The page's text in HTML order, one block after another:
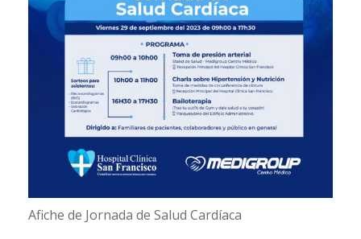
Afiche de Jornada de Salud Cardíaca